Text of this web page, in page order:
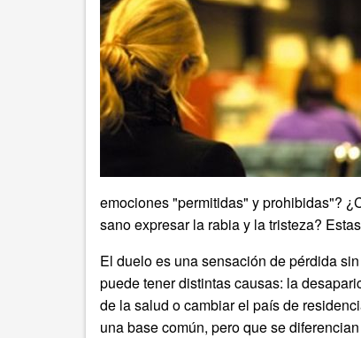
emociones "permitidas" y prohibidas"?
sano expresar la rabia y la tristeza?
El duelo es una sensación de pérdida
puede tener distintas causas: la
de la salud o cambiar el país de
una base común, pero que se